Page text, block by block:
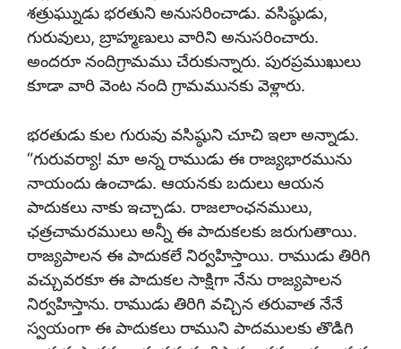
శత్రుఘ్నుడు భరతుని అనుసరించాడు. వసిష్ఠుడు,
గురువులు, బ్రాహ్మణులు వారిని అనుసరించారు.
అందరూ నందిగ్రామము చేరుకున్నారు. పురప్రముఖులు
కూడా వారి వెంట నంది గ్రామమునకు వెళ్లారు.
భరతుడు కుల గురువు వసిష్ఠుని చూచి ఇలా అన్నాడు.
“గురువర్యా! మా అన్న రాముడు ఈ రాజ్యభారమును
నాయందు ఉంచాడు. ఆయనకు బదులు ఆయన
పాదుకలు నాకు ఇచ్చాడు. రాజలాంఛనములు,
ఛత్రచామరములు అన్నీ ఈ పాదుకలకు జరుగుతాయి.
రాజ్యపాలన ఈ పాదుకలే నిర్వహిస్తాయి. రాముడు తిరిగి
వచ్చువరకూ ఈ పాదుకల సాక్షిగా నేను రాజ్యపాలన
నిర్వహిస్తాను. రాముడు తిరిగి వచ్చిన తరువాత నేనే
స్వయంగా ఈ పాదుకలు రాముని పాదములకు తొడిగి